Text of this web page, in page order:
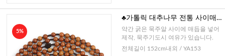
5%
♣가톨릭 대추나무 전통 사이매
듭 20단묵주-10mm
약간 굵은 묵주알 사이에 매듭을 넣어
제작, 묵주기도시 여유가 있습니다.
전체길이 152cm내외 / YA153